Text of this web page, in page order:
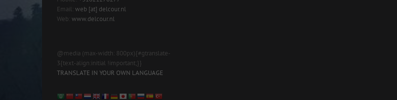
Email: web [at] delcour.nl
Web: www.delcour.nl
@media (max-width: 800px){#gtranslate-
3{text-align:initial !important;}}
TRANSLATE IN YOUR OWN LANGUAGE